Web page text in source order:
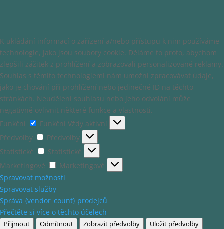
K ukládání informací o zařízení a/nebo přístupu k nim používáme
technologie, jako jsou soubory cookie. Děláme to proto, abychom
zlepšili zážitek z prohlížení a zobrazovali personalizované reklamy.
Souhlas s těmito technologiemi nám umožní zpracovávat údaje,
jako je chování při prohlížení nebo jedinečné ID na těchto
stránkách. Neudělení souhlasu nebo jeho odvolání může
negativně ovlivnit některé funkce a vlastnosti.
Funkční
Funkční Vždy aktivní
Předvolby
Předvolby
Statistické
Statistické
Marketingové
Marketingové
Spravovat možnosti
Spravovat služby
Správa {vendor_count} prodejců
Přečtěte si více o těchto účelech
Přijmout Odmítnout Zobrazit předvolby Uložit předvolby